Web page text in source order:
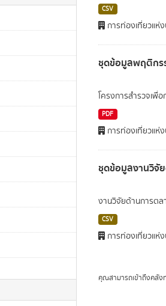
CSV
การท่องเที่ยวแห่ง
ชุดข้อมูลพฤติกร
โครงการสำรวจเพื่
PDF
การท่องเที่ยวแห่ง
ชุดข้อมูลงานวิจั
งานวิจัยด้านการตล
CSV
การท่องเที่ยวแห่ง
คุณสามารถเข้าถึงคลัง